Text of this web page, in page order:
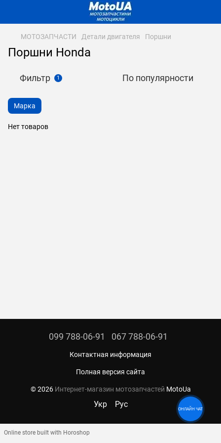
МОТОЗАПЧАСТИ Детали двигателя Поршни
Поршни Honda
Фильтр 1 По популярности
Марка
Нет товаров
099 788-06-91 067 788-06-91
Контактная информация
Полная версия сайта
© 2026 Интернет-магазин мотозапчастей MotoUa
Укр Рус
Online store built with Horoshop
ОНЛАЙН ЧАТ